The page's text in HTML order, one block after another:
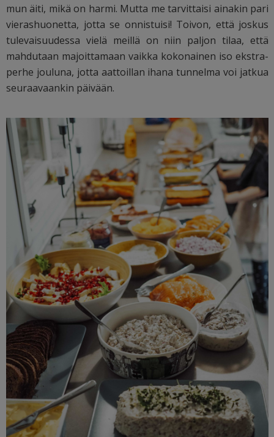
mun äiti, mikä on harmi. Mutta me tarvittaisi ainakin pari
vierashuonetta, jotta se onnistuisi! Toivon, että joskus
tulevaisuudessa vielä meillä on niin paljon tilaa, että
mahdutaan majoittamaan vaikka kokonainen iso ekstra-
perhe jouluna, jotta aattoillan ihana tunnelma voi jatkua
seuraavaankin päivään.